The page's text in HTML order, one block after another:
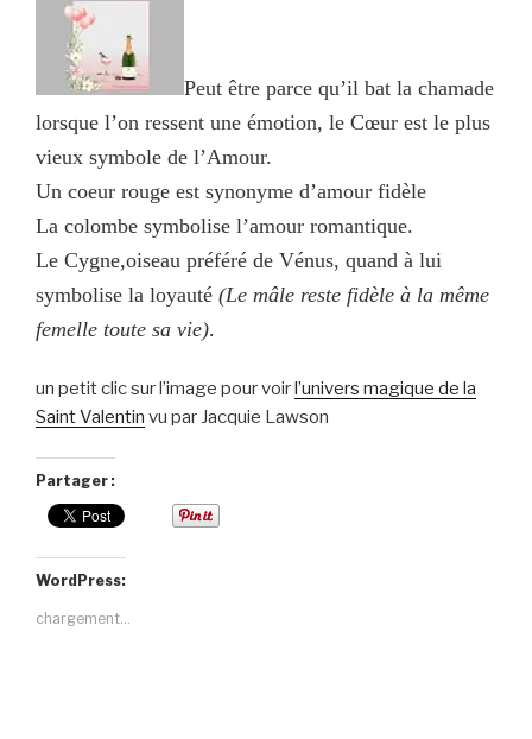
Peut être parce qu’il bat la chamade
lorsque l’on ressent une émotion, le Cœur est le plus
vieux symbole de l’Amour.
Un coeur rouge est synonyme d’amour fidèle
La colombe symbolise l’amour romantique.
Le Cygne,oiseau préféré de Vénus, quand à lui
symbolise la loyauté (Le mâle reste fidèle à la même
femelle toute sa vie).
un petit clic sur l’image pour voirl’univers magique de la
Saint Valentin vu par Jacquie Lawson
Partager :
WordPress:
chargement…